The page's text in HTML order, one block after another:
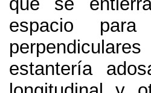
espacio
estantería